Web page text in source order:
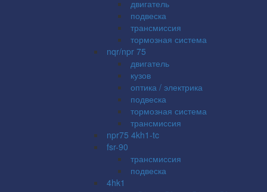
двигатель
подвеска
трансмиссия
тормозная система
nqr/npr 75
двигатель
кузов
оптика / электрика
подвеска
тормозная система
трансмиссия
npr75 4kh1-tc
fsr-90
трансмиссия
подвеска
4hk1